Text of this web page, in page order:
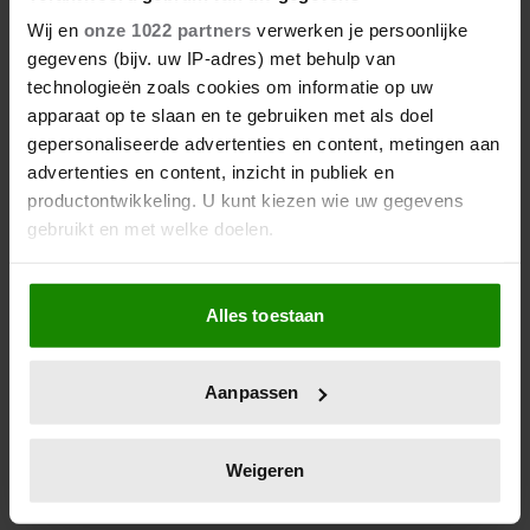
Wij en onze 1022 partners verwerken je persoonlijke
gegevens (bijv. uw IP-adres) met behulp van
technologieën zoals cookies om informatie op uw
apparaat op te slaan en te gebruiken met als doel
gepersonaliseerde advertenties en content, metingen aan
advertenties en content, inzicht in publiek en
productontwikkeling. U kunt kiezen wie uw gegevens
gebruikt en met welke doelen.
Als u het toestaat, willen we ook graag:
Informatie verzamelen over uw geografische
locatie, die tot een paar meter nauwkeurig kan zijn
scannen op specifieke eigenschappen (fingerprinting)
verwerkt en stel uw voorkeuren in het
intrekken in de Cookieverklaring.
Alles toestaan
Aanpassen
Weigeren
BEDROEFD’ DOOR OVERLIJDEN
VOETBALLER DIOGO JOTA
Prins William (43) heeft met verslagenheid
gereageerd op het tragische overlijden van
Liverpool-speler Diogo Jota. De 28-jarige Portugees
kwam donderdag samen met zijn broer om het leven
bij een zwaar verkeersongeval in Spanje.